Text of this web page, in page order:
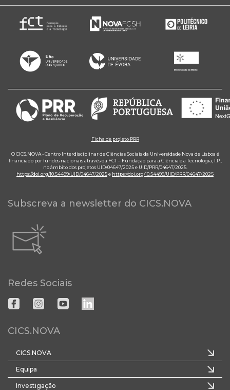
Ficha de projeto PRR
O CICS.NOVA - Centro Interdisciplinar de Ciências Sociais da Universidade Nova de Lisboa é
financiado por fundos nacionais através da FCT – Fundação para a Ciência e a Tecnologia, I.P.,
no âmbito dos projetos UID/04647/2025 e UID/PRR/04647/2025.
https://doi.org/10.54499/UID/04647/2025e https://doi.org/10.54499/UID/PRR/04647/2025
Subscreva a newsletter do CICS.NOVA
Redes Sociais
CICS.NOVA
CICS.NOVA
Equipa
Investigação